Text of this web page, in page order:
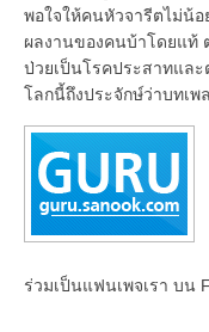
พอใจให้คนหัวจารีตไม่น้อ
ผลงานของคนบ้าโดยแท้
ป่วยเป็นโรคประสาทและ
โลกนี้ถึงประจักษ์ว่าบทเพ
ร่วมเป็นแฟนเพจเรา บน